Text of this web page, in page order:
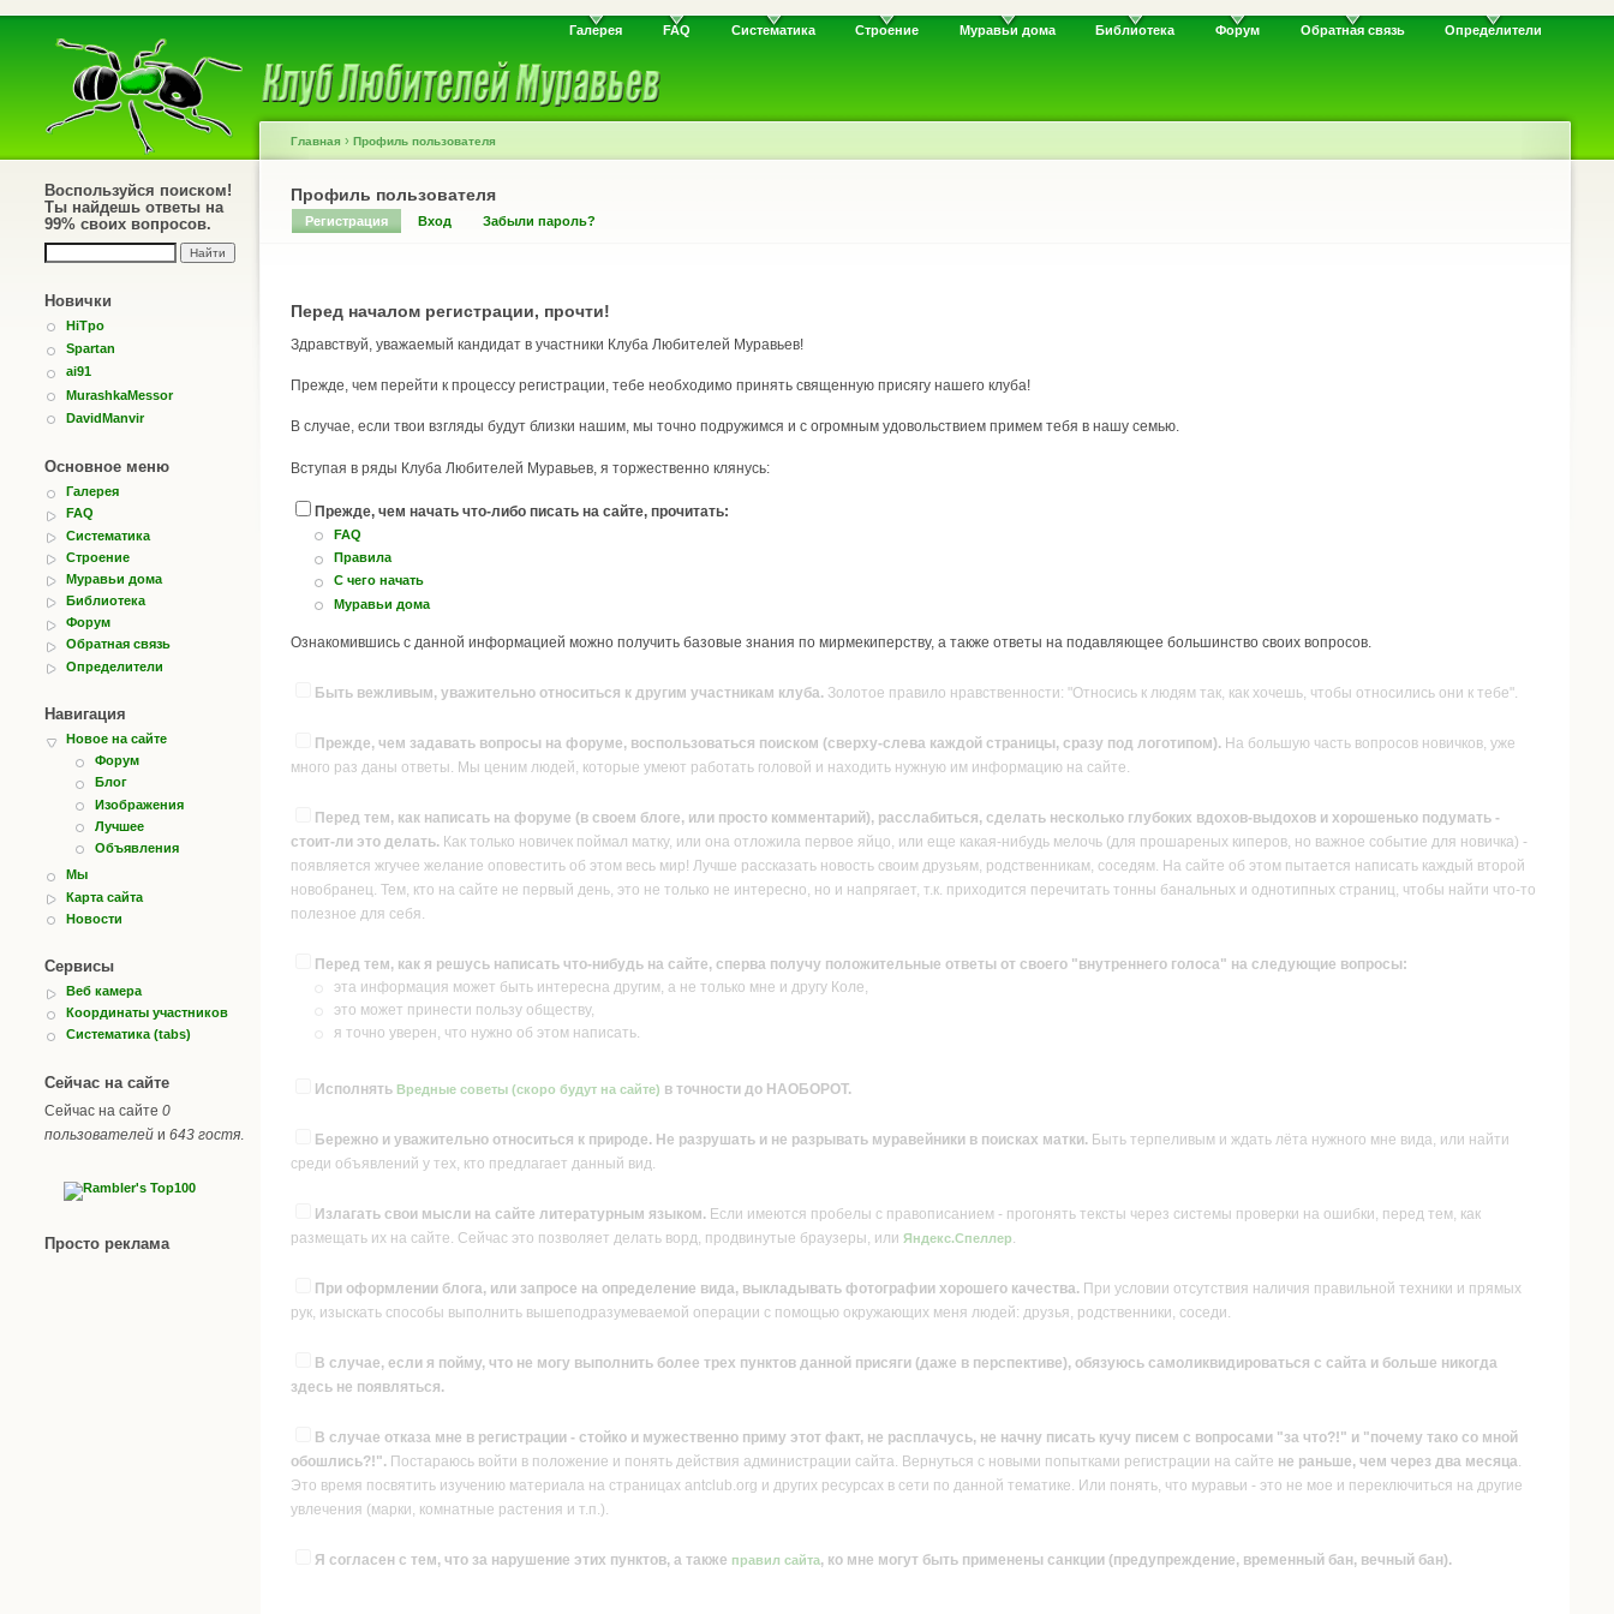
Галерея FAQ Систематика Строение Муравьи дома Библиотека Форум Обратная связь Определители
Воспользуйся поиском!
Ты найдешь ответы на
99% своих вопросов.
Новички
HiTpo
Spartan
ai91
MurashkaMessor
DavidManvir
Основное меню
Галерея
FAQ
Систематика
Строение
Муравьи дома
Библиотека
Форум
Обратная связь
Определители
Навигация
Новое на сайте
Форум
Блог
Изображения
Лучшее
Объявления
Мы
Карта сайта
Новости
Сервисы
Веб камера
Координаты участников
Систематика (tabs)
Сейчас на сайте
Сейчас на сайте 0
пользователей и 643 гостя.
Просто реклама
Главная › Профиль пользователя
Профиль пользователя
Регистрация Вход Забыли пароль?
Перед началом регистрации, прочти!
Здравствуй, уважаемый кандидат в участники Клуба Любителей Муравьев!
Прежде, чем перейти к процессу регистрации, тебе необходимо принять священную присягу нашего клуба!
В случае, если твои взгляды будут близки нашим, мы точно подружимся и с огромным удовольствием примем тебя в нашу семью.
Вступая в ряды Клуба Любителей Муравьев, я торжественно клянусь:
Прежде, чем начать что-либо писать на сайте, прочитать:
FAQ
Правила
С чего начать
Муравьи дома
Ознакомившись с данной информацией можно получить базовые знания по мирмекиперству, а также ответы на подавляющее большинство своих вопросов.
Быть вежливым, уважительно относиться к другим участникам клуба. Золотое правило нравственности: "Относись к людям так, как хочешь, чтобы относились они к тебе".
Прежде, чем задавать вопросы на форуме, воспользоваться поиском (сверху-слева каждой страницы, сразу под логотипом). На большую часть вопросов новичков, уже
много раз даны ответы. Мы ценим людей, которые умеют работать головой и находить нужную им информацию на сайте.
Перед тем, как написать на форуме (в своем блоге, или просто комментарий), расслабиться, сделать несколько глубоких вдохов-выдохов и хорошенько подумать -
стоит-ли это делать. Как только новичек поймал матку, или она отложила первое яйцо, или еще какая-нибудь мелочь (для прошареных киперов, но важное событие для новичка) -
появляется жгучее желание оповестить об этом весь мир! Лучше рассказать новость своим друзьям, родственникам, соседям. На сайте об этом пытается написать каждый второй
новобранец. Тем, кто на сайте не первый день, это не только не интересно, но и напрягает, т.к. приходится перечитать тонны банальных и однотипных страниц, чтобы найти что-то
полезное для себя.
Перед тем, как я решусь написать что-нибудь на сайте, сперва получу положительные ответы от своего "внутреннего голоса" на следующие вопросы:
эта информация может быть интересна другим, а не только мне и другу Коле,
это может принести пользу обществу,
я точно уверен, что нужно об этом написать.
Исполнять Вредные советы (скоро будут на сайте) в точности до НАОБОРОТ.
Бережно и уважительно относиться к природе. Не разрушать и не разрывать муравейники в поисках матки. Быть терпеливым и ждать лёта нужного мне вида, или найти
среди объявлений у тех, кто предлагает данный вид.
Излагать свои мысли на сайте литературным языком. Если имеются пробелы с правописанием - прогонять тексты через системы проверки на ошибки, перед тем, как
размещать их на сайте. Сейчас это позволяет делать ворд, продвинутые браузеры, или Яндекс.Спеллер.
При оформлении блога, или запросе на определение вида, выкладывать фотографии хорошего качества. При условии отсутствия наличия правильной техники и прямых
рук, изыскать способы выполнить вышеподразумеваемой операции с помощью окружающих меня людей: друзья, родственники, соседи.
В случае, если я пойму, что не могу выполнить более трех пунктов данной присяги (даже в перспективе), обязуюсь самоликвидироваться с сайта и больше никогда
здесь не появляться.
В случае отказа мне в регистрации - стойко и мужественно приму этот факт, не расплачусь, не начну писать кучу писем с вопросами "за что?!" и "почему тако со мной
обошлись?!". Постараюсь войти в положение и понять действия администрации сайта. Вернуться с новыми попытками регистрации на сайте не раньше, чем через два месяца.
Это время посвятить изучению материала на страницах antclub.org и других ресурсах в сети по данной тематике. Или понять, что муравьи - это не мое и переключиться на другие
увлечения (марки, комнатные растения и т.п.).
Я согласен с тем, что за нарушение этих пунктов, а также правил сайта, ко мне могут быть применены санкции (предупреждение, временный бан, вечный бан).